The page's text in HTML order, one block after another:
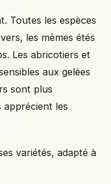
Toutes les espèces
les mêmes étés
Les abricotiers et
aux gelées
sont plus
apprécient les
variétés, adapté à